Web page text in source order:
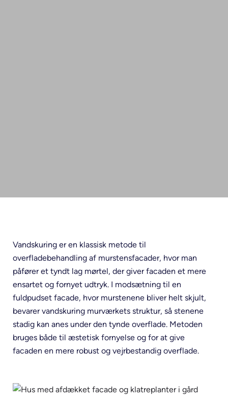
Vandskuring er en klassisk metode til
overfladebehandling af murstensfacader, hvor man
påfører et tyndt lag mørtel, der giver facaden et mere
ensartet og fornyet udtryk. I modsætning til en
fuldpudset facade, hvor murstenene bliver helt skjult,
bevarer vandskuring murværkets struktur, så stenene
stadig kan anes under den tynde overflade. Metoden
bruges både til æstetisk fornyelse og for at give
facaden en mere robust og vejrbestandig overflade.